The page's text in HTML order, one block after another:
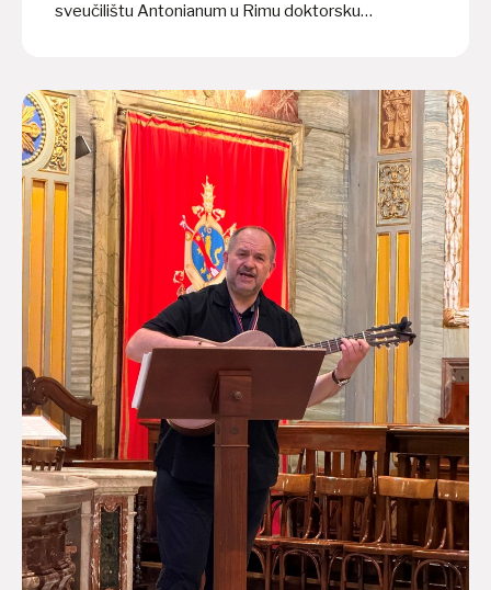
sveučilištu Antonianum u Rimu doktorsku
dell’istituto dei padrini nel CIC 1983 con speciale
riferimento de lege lata e de iure condendo nella
Conferenza Episcopale Croata“. Ispitnu komisiju za
obranu doktorske disertacije činili su: prof. Michele
Sardella, OFM, kao mentor, prof. Alexis Roland
Akouété Lawson, OFM, kao prvi sumentor i prof.
Nicola Violante, OFM, kao drugi sumentor. Obrani
doktorata prisustvovali su roditelji vlč. Darija, Antun i
Branka Hrga, sestra Darija Vračević s obitelji, mons.
Đuro Hranić, nadbiskup i metropolit đakovačko-
osječki,...